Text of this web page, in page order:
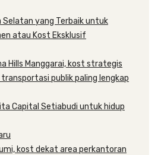
Selatan yang Terbaik untuk
atau Kost Eksklusif
Hills Manggarai, kost strategis
publik paling lengkap
Capital Setiabudi untuk hidup
kost dekat area perkantoran